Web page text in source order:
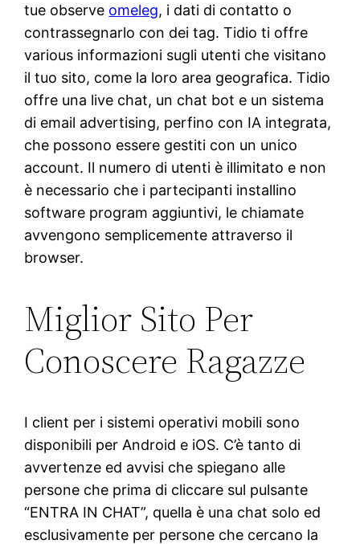
tue observe omeleg, i dati di contatto o
contrassegnarlo con dei tag. Tidio ti offre
various informazioni sugli utenti che visitano
il tuo sito, come la loro area geografica. Tidio
offre una live chat, un chat bot e un sistema
di email advertising, perfino con IA integrata,
che possono essere gestiti con un unico
account. Il numero di utenti è illimitato e non
è necessario che i partecipanti installino
software program aggiuntivi, le chiamate
avvengono semplicemente attraverso il
browser.
Miglior Sito Per
Conoscere Ragazze
I client per i sistemi operativi mobili sono
disponibili per Android e iOS. C’è tanto di
avvertenze ed avvisi che spiegano alle
persone che prima di cliccare sul pulsante
“ENTRA IN CHAT”, quella è una chat solo ed
esclusivamente per persone che cercano la